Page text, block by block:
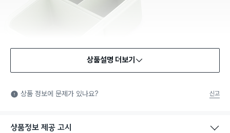
식품용 기구: 식품위생법에서 정한 규격에 따라 제조되어 식품 또
는 식품첨가물에 사용할 수 있는 식품용기구라는 표시입니다.
상품설명 더보기
상품 정보에 문제가 있나요? 신고
상품정보 제공 고시